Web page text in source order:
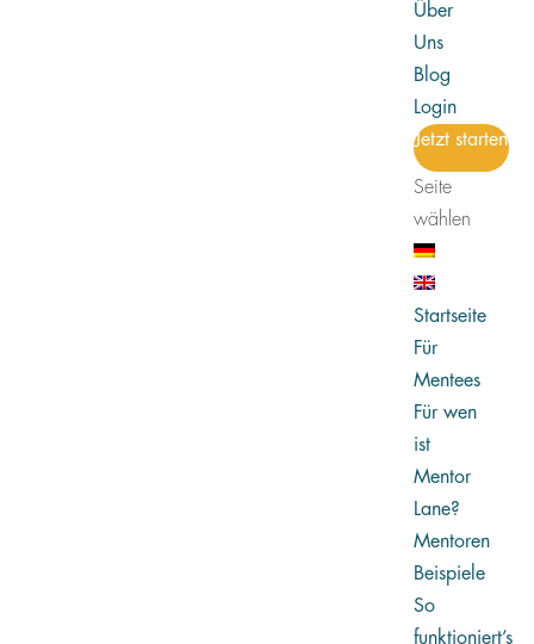
Über
Uns
Blog
Login
Jetzt starten
Seite
wählen
Startseite
Für
Mentees
Für wen
ist
Mentor
Lane?
Mentoren
Beispiele
So
funktioniert’s